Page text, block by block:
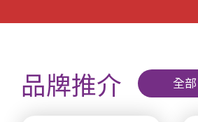
品牌推介 全部